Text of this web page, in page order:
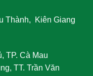
Thành, Kiên Giang
TP. Cà Mau
TT. Trần Văn